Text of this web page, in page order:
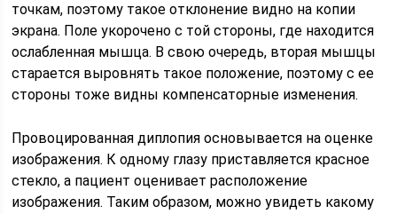
точкам, поэтому такое отклонение видно на копии
экрана. Поле укорочено с той стороны, где находится
ослабленная мышца. В свою очередь, вторая мышцы
старается выровнять такое положение, поэтому с ее
стороны тоже видны компенсаторные изменения.
Провоцированная диплопия основывается на оценке
изображения. К одному глазу приставляется красное
стекло, а пациент оценивает расположение
изображения. Таким образом, можно увидеть какому